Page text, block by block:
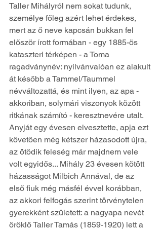
Taller Mihályról nem sokat tudunk,
személye főleg azért lehet érdekes,
mert az ő neve kapcsán bukkan fel
először írott formában - egy 1885­-ös
kataszteri térképen - a Toma
ragadványnév: nyilvánvalóan ez alakult
át később a Tammel/Taummel
névváltozattá, és mint ilyen, az apa -
akkoriban, solymári viszonyok között
ritkának számító - keresztnevére utalt.
Anyját egy évesen elvesztette, apja ezt
követően még kétszer házasodott újra,
az ötödik feleség már majdnem vele
volt egyidős... Mihály 23 évesen kötött
házasságot Milbich Annával, de az
első fiuk még másfél évvel korábban,
az akkori felfogás szerint törvénytelen
gyerekként született: a nagyapa nevét
öröklő Taller Tamás (1859-1920) lett a